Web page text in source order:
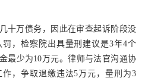
十万债务，因此在审查起诉阶段没
，检察院出具量刑建议是3年4个
最少为10万元。律师与法官沟通协
，争取退缴违法5万元，量刑为3